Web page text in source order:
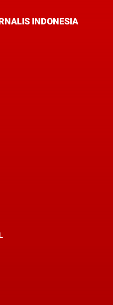
INDONESIA